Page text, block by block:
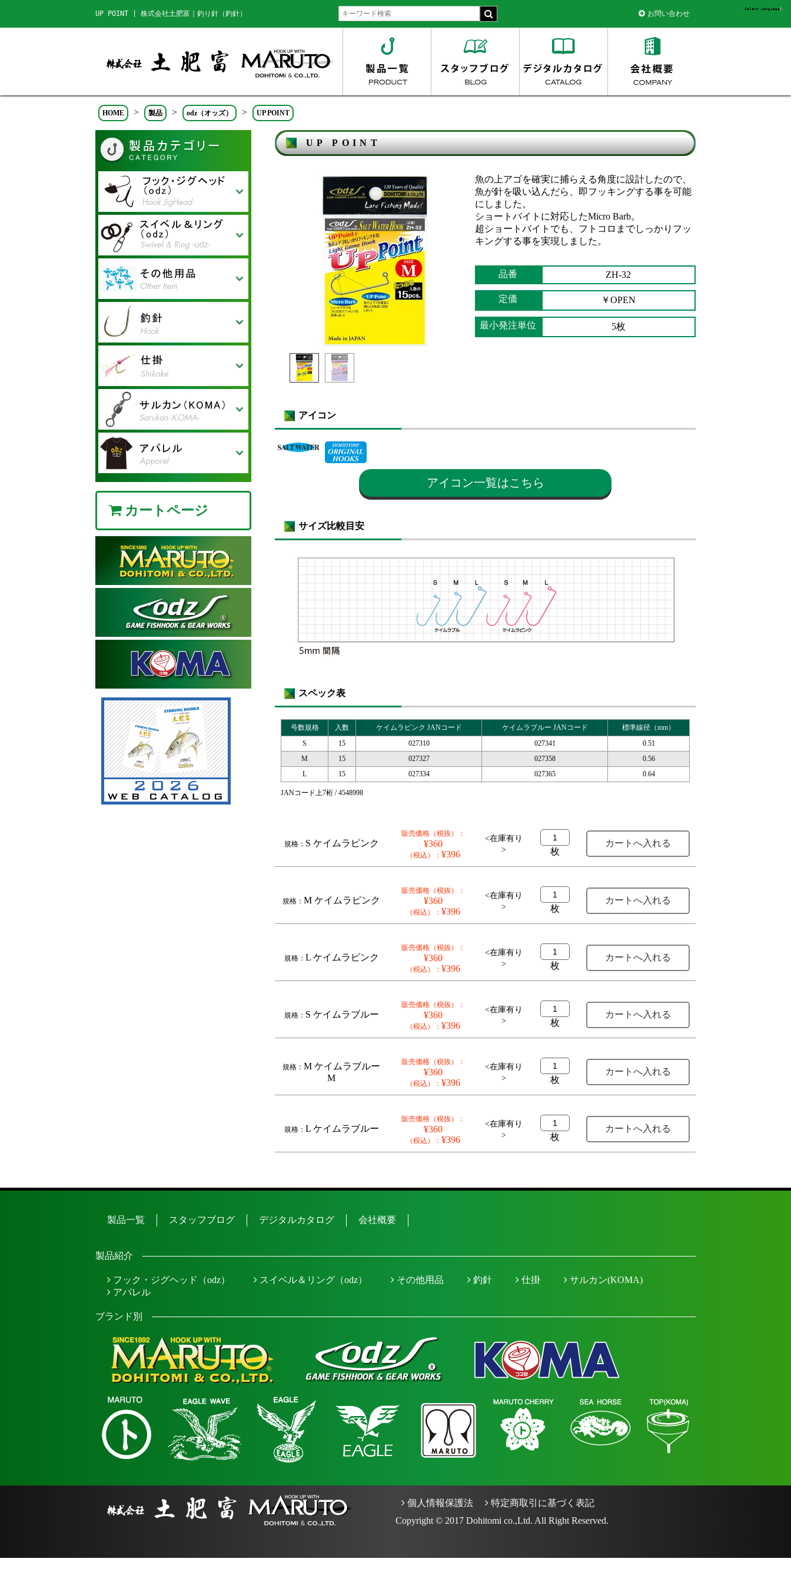
UP POINT | 株式会社土肥富｜釣り針（釣針） お問い合わせ
Select Language ▼
HOME > 製品 > odz（オッズ） > UP POINT
アジ リトリーブフック
トラウトマスター
アウトバーブ真鯛フッカー
太軸
アウトバーブ真鯛 フッカ
ー
テイルブレイズフック
ジギングフック J-1 バーブ
レス
レンジシュートヘッド
レンジシュートフック
Re:バーブフック
キラキラフック タテアイ
キラキラフック ヨコアイ
ロックエックスフック
ジギングフック J-1
OUTBARB
レンジクロスフックGIGA
レンジクロスヘッド
GIGA（ギガ）
RH フック
ジギングフック J-1Fine ツ
イン
トリニティ R-1
OUTBARB（アウトバー
ブ）
TJ魛 ワイヤーアシスト
サクラマスター
トリニティ R-1 TYPE-P
ジギングフックJ-1 Fine
TJ魛
ミッドスペシャル ショッ
ト フローリンコート
チヌシングル
チヌショット
アウトバーブ真鯛
テイルバイトツイン
サーベルドローン
ワインドクロー/ワインド
クロー ショート/ワインド
クロー ショートストロン
グ
スライスドエンドツイン
ジギングフック J-1ツイン
ジギングフック J-2 リア
トリニティSX
ラッシュヘッド
フロードライブヘッド
レンジクロスヘッド
レンジクロスフック
ジギングフック J-1
スライスドエンド
パワーフック
テールバイト
ハイブリッド・トリニティ
SW
トリニティ R-1
トリニティ S-1
ワインドシングル
ケイムラ鯛カブラ針
UP POINT
FIFTY50
ロックオフセット
カウンターフック
プラッキングシングル
ミッドスペシャル ショッ
ト
ミッドスペシャル プラス
レッドマジックフック
ミッドスペシャル ショッ
ト ガード付
ミッドスペシャル プラス
ガード付
シャンクチョット レッド
シャンクチョットプラス
シャンクチョットプラス
ガード付
ロクヨンショット（つや消
しブラック）
フリップショット（つや消
しブラック）
ウィードショット（カモフ
ラグリーン）
BBデュアルスピンスイベ
ル
クリオネスナップ
レンジシュート イージー
フロートワイヤー
ハイパープレスソリッドリ
ング
高速ボールベアリング 2溶
接リング ストロングスナ
ップ
形状記憶合金ワイヤーリー
ダーⅡ
形状記憶合金ワイヤーリー
ダー
ジギングリングウェルダン
ハイパープレスリングSW
ハード
ハイパープレスリング（つ
や消しブラック）
ハイパープレスリングSW
ペアリングSW
ストロングスナップ
8の字スナップ
トックリスナップ
マイティスナップ（ステン
レス）
高速ボールベアリング2溶
接リング クロスロックス
ナップ
高速ボールベアリング2溶
接リング ステンレスロッ
クスナップ
高速ボールベアリング
TWO溶接リング
引締めスナップ
DIAMOND9696
Wローリングエギングスナ
ップ
ボリュームパック ステン
レススプリットリング
徳用フックカバー
フックカバー P入り
ワームシンカー P入り
マルトチヌ 輝（かがや
き）
激針チヌ
新関東スレ HYBRID
ASC+SP
新関東スレ ASC
ホタ
ウルアDX
黒馬ブラックホース（ブロ
ンズ）
新風グレ（NSブラック）
アミノリグレ（NSブラッ
ク）
強靭！口太グレ（ブロンズ
茶）
新関東スレ（NSブラッ
ク）
新関東スレCSC（NS）
新関東スレCSC+SP（NS）
マルトチヌ（NSブラッ
ク）
マルトメバル（NSブラッ
ク）
活き活きメバル（NSブラ
ック）
エビ元気メバル（NSブラ
ック）
ケイムラ根魚針（ケイムラ
ブルー）
ケイムラ根魚針（ケイムラ
ピンク）
カサゴ（ガシラ）針（ゴー
ルド）
ちょい投げキス（レッド）
ちょい投げキスⅡ（ブロン
ズ茶）
技あり！金アジ（ゴール
ド）
パクパクサヨリ（レッド）
吸いつきカワハギ（Nホワ
イト）
のませ青物（ゴールド）
飲ませ！太刀魚（NSブラ
ック）
弓掛射！太刀魚（Nホワイ
ト）
鮮烈！太刀魚（NSブラッ
ク）
貫き！太刀魚（NSブラッ
ク）
竿頭（プラチナシルバー）
かん太（プレミアムゴール
ド）
ごん太（クリスタルブラウ
ン）
針次郎（プラチナシルバ
ー）
お〜る（プレミアムゴール
ド）
アミ海老サビキ. ピンク
モビスキン
アミ海老サビキ. ハゲ皮
＆ヒゲフラッシャー
やさしいサビキ ピンクモ
ビスキン
やさしいサビキ ハゲ皮フ
ラッシャー
やさしいサビキ 白モビス
キン
やさしい豆アジサビキ ピ
ンクモビスキン
やさしい豆アジサビキ 白
モビスキン
やさしい豆アジサビキ ハ
ゲ皮フラッシャー
赤で喰わせる！スライド式
堤防太刀魚
白で誘う！水平式 堤防太
刀魚
ローリング ラウンドスナ
ップ
ラウンドスナップ
ステンレスローリングスイ
ベル
くるくるオクトパス
タル型クロスライン
タル型サルカン
スナップ付タル型サルカン
セフティスナップ
インターロックスナップ
トリプルサルカン
超スムーズ回転 Wローリ
ングスイベル
ローリングスイベル
ローリングインターロック
付
クレンスイベル
クレンインターロックスナ
ップ付
ダイヤアイ小玉シモリペッ
ト
ダイヤアイ大玉シモリペッ
ト
三ツ又サルカン
クレン親子サルカン
ローリングフックドスナッ
プ
タル型ハリス止
ダブルスナップ付ローリン
グ
フックドスナップ
一本止 ミガキ［真鍮］/ス
テンレス
デルⅠ
デルⅡ
カートページ
UP POINT
魚の上アゴを確実に捕らえる角度に設計したので、
魚が針を吸い込んだら、即フッキングする事を可能
にしました。
ショートバイトに対応したMicro Barb。
超ショートバイトでも、フトコロまでしっかりフッ
キングする事を実現しました。
品番 ZH-32
定価 ￥OPEN
最小発注単位 5枚
アイコン
アイコン一覧はこちら
サイズ比較目安
スペック表
号数規格 入数 ケイムラピンク JANコード ケイムラブルー JANコード
標準線径（mm）
S
15 027310 027341
0.51
M
15 027327 027358
0.56
L
15 027334 027365 0.64
JANコード上7桁 / 4548998
規格： S ケイムラピンク
販売価格（税抜）：
¥360
（税込）： ¥396
<在庫有り
>
枚
規格： M ケイムラピンク
販売価格（税抜）：
¥360
（税込）： ¥396
<在庫有り
>
枚
規格： L ケイムラピンク
販売価格（税抜）：
¥360
（税込）： ¥396
<在庫有り
>
枚
規格： S ケイムラブルー
販売価格（税抜）：
¥360
（税込）： ¥396
<在庫有り
>
枚
規格： M ケイムラブルー
M
販売価格（税抜）：
¥360
（税込）： ¥396
<在庫有り
>
枚
規格： L ケイムラブルー
販売価格（税抜）：
¥360
（税込）： ¥396
<在庫有り
>
枚
製品一覧 スタッフブログ デジタルカタログ 会社概要
製品紹介
フック・ジグヘッド（odz） スイベル＆リング（odz） その他用品 釣針 仕掛
サルカン(KOMA)
アパレル
ブランド別
個人情報保護法
特定商取引に基づく表記
Copyright © 2017 Dohitomi co.,Ltd. All Right Reserved.